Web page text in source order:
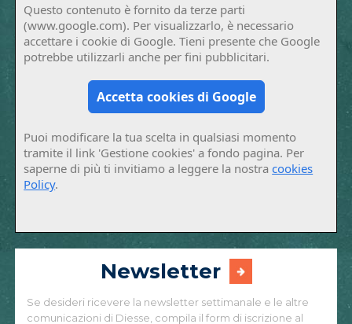
Questo contenuto è fornito da terze parti
(www.google.com). Per visualizzarlo, è necessario
accettare i cookie di Google. Tieni presente che Google
potrebbe utilizzarli anche per fini pubblicitari.
Accetta cookies di Google
Puoi modificare la tua scelta in qualsiasi momento
tramite il link 'Gestione cookies' a fondo pagina. Per
saperne di più ti invitiamo a leggere la nostracookies
Policy.
Newsletter
Se desideri ricevere la newsletter settimanale e le altre
comunicazioni di Diesse, compila il form di iscrizione al